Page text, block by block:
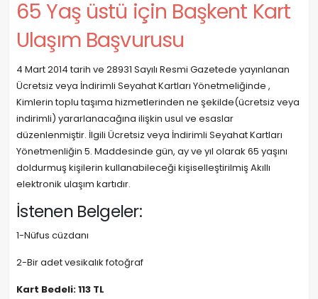
65 Yaş üstü için Başkent Kart
Ulaşım Başvurusu
4 Mart 2014 tarih ve 28931 Sayılı Resmi Gazetede yayınlanan
Ücretsiz veya İndirimli Seyahat Kartları Yönetmeliğinde ,
Kimlerin toplu taşıma hizmetlerinden ne şekilde(ücretsiz veya
indirimli) yararlanacağına ilişkin usul ve esaslar
düzenlenmiştir. İlgili Ücretsiz veya İndirimli Seyahat Kartları
Yönetmenliğin 5. Maddesinde gün, ay ve yıl olarak 65 yaşını
doldurmuş kişilerin kullanabileceği kişiselleştirilmiş Akıllı
elektronik ulaşım kartıdır.
İstenen Belgeler:
1-Nüfus cüzdanı
2-Bir adet vesikalık fotoğraf
Kart Bedeli: 113 TL